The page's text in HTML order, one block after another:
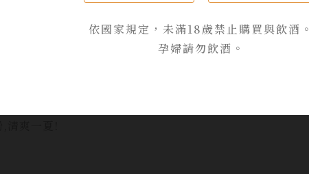
依國家規定，未滿18歲禁止購買與飲酒。
孕婦請勿飲酒。